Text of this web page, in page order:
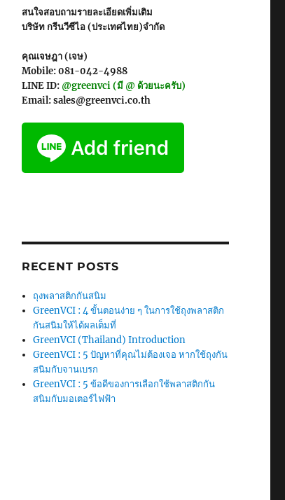
สนใจสอบถามรายละเอียดเพิ่มเติม
บริษัท กรีนวีซีไอ (ประเทศไทย)จำกัด
คุณเจษฎา (เจษ)
Mobile: 081-042-4988
LINE ID: @greenvci (มี @ ด้วยนะครับ)
Email: sales@greenvci.co.th
RECENT POSTS
ถุงพลาสติกกันสนิม
GreenVCI : 4 ขั้นตอนง่าย ๆ ในการใช้ถุงพลาสติก
กันสนิมให้ได้ผลเต็มที่
GreenVCI (Thailand) Introduction
GreenVCI : 5 ปัญหาที่คุณไม่ต้องเจอ หากใช้ถุงกัน
สนิมกับจานเบรก
GreenVCI : 5 ข้อดีของการเลือกใช้พลาสติกกัน
สนิมกับมอเตอร์ไฟฟ้า